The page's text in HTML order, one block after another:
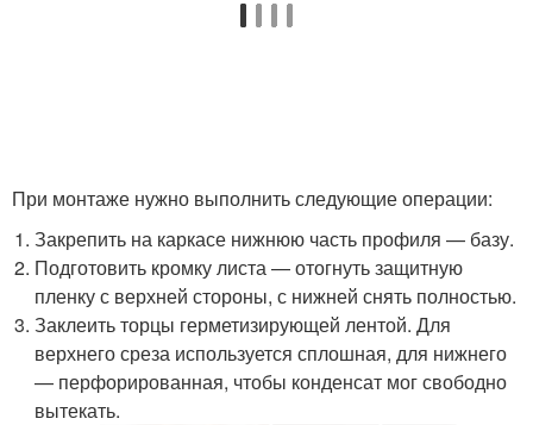
При монтаже нужно выполнить следующие операции:
Закрепить на каркасе нижнюю часть профиля — базу.
Подготовить кромку листа — отогнуть защитную
пленку с верхней стороны, с нижней снять полностью.
Заклеить торцы герметизирующей лентой. Для
верхнего среза используется сплошная, для нижнего
— перфорированная, чтобы конденсат мог свободно
вытекать.